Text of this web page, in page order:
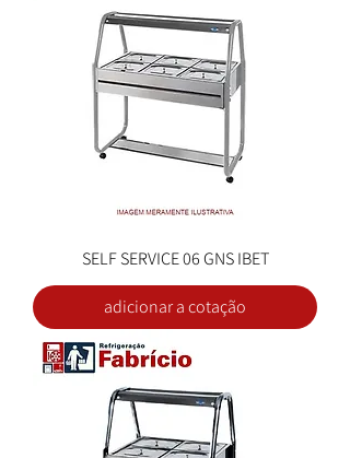
SELF SERVICE 06 GNS IBET
adicionar a cotação